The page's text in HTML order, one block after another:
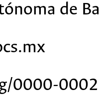
de
0000-